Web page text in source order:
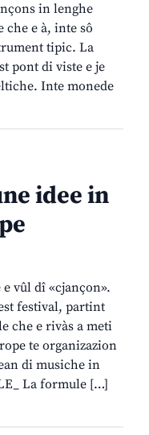
in lenghe
che e à, inte sô
tipic. La
pont di viste e je
Inte monede
idee in
vûl dî «cjançon».
festival, partint
che e rivàs a meti
te organizazion
di musiche in
La formule […]